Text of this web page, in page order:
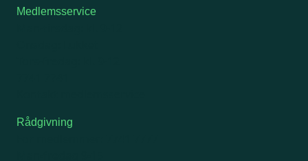
Medlemsservice
Rådgivning